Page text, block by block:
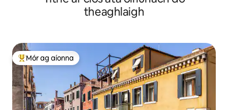
theaghlaigh
An-mhór ag aíonna
Mór ag aíonna